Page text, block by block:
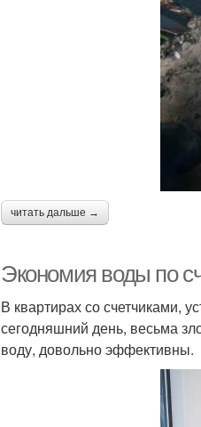
читать дальше →
Экономия воды по
В квартирах со счетчиками,
сегодняшний день, весьма
воду, довольно эффективны.